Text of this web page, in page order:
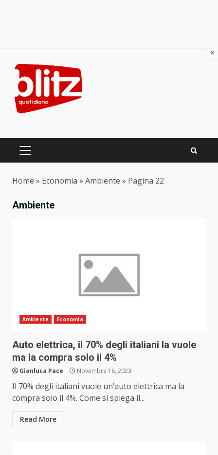
content
PRIMARY
Home » Economia » Ambiente » Pagina 22
Ambiente
Ambiente Economia
Auto elettrica, il 70% degli italiani la vuole
ma la compra solo il 4%
Gianluca Pace Novembre 18, 2023
Il 70% degli italiani vuole un’auto elettrica ma la
compra solo il 4%. Come si spiega il...
Read More
×